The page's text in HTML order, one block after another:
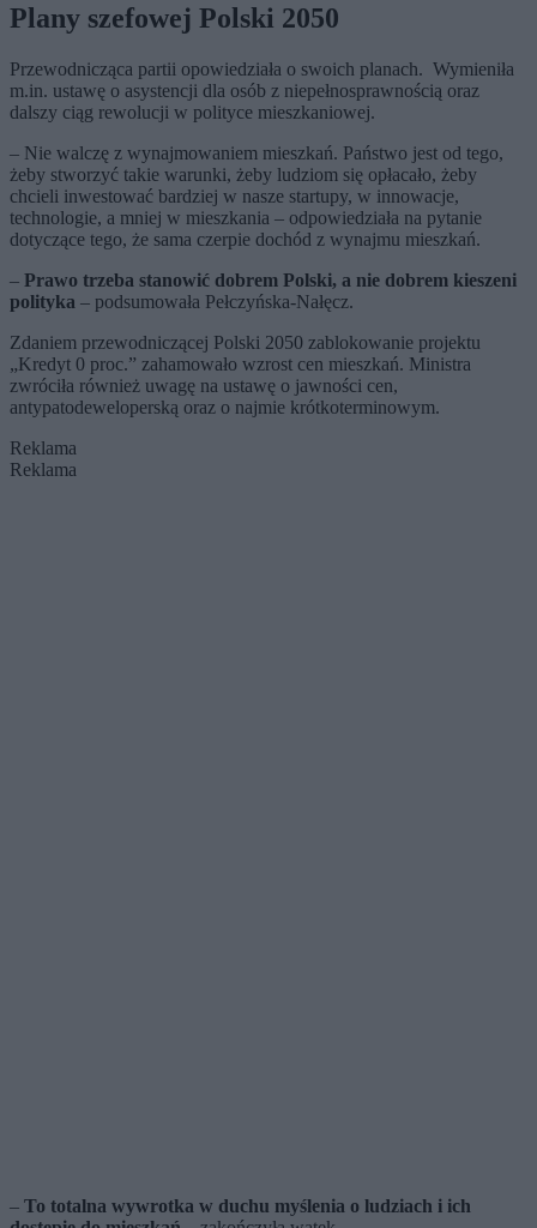
Plany szefowej Polski 2050
Przewodnicząca partii opowiedziała o swoich planach. Wymieniła
m.in. ustawę o asystencji dla osób z niepełnosprawnością oraz
dalszy ciąg rewolucji w polityce mieszkaniowej.
– Nie walczę z wynajmowaniem mieszkań. Państwo jest od tego,
żeby stworzyć takie warunki, żeby ludziom się opłacało, żeby
chcieli inwestować bardziej w nasze startupy, w innowacje,
technologie, a mniej w mieszkania – odpowiedziała na pytanie
dotyczące tego, że sama czerpie dochód z wynajmu mieszkań.
– Prawo trzeba stanowić dobrem Polski, a nie dobrem kieszeni
polityka – podsumowała Pełczyńska-Nałęcz.
Zdaniem przewodniczącej Polski 2050 zablokowanie projektu
„Kredyt 0 proc.” zahamowało wzrost cen mieszkań. Ministra
zwróciła również uwagę na ustawę o jawności cen,
antypatodeweloperską oraz o najmie krótkoterminowym.
Reklama
Reklama
– To totalna wywrotka w duchu myślenia o ludziach i ich